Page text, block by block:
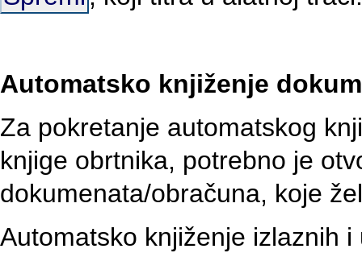
Automatsko knjiženje
Za pokretanje automatskog
knjige obrtnika, potrebno je
dokumenata/obračuna, koje
Automatsko knjiženje izlaznih